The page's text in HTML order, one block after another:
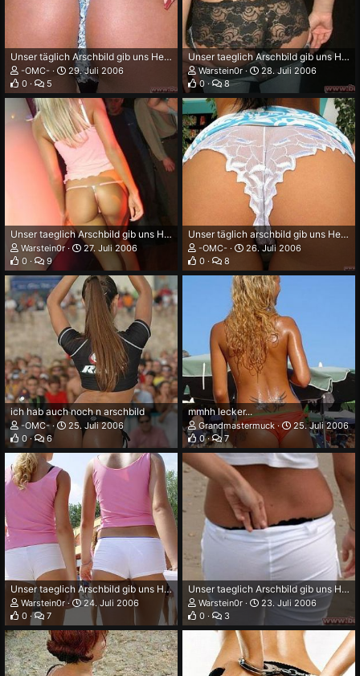
Unser täglich Arschbild gib uns Heute
-OMC-
29. Juli 2006
0
5
Unser taeglich Arschbild gib uns Heute
Warstein0r
28. Juli 2006
0
8
Unser taeglich Arschbild gib uns Heute
Warstein0r
27. Juli 2006
0
9
Unser täglich arschbild gib uns Heute
-OMC-
26. Juli 2006
0
8
ich hab auch noch n arschbild
-OMC-
25. Juli 2006
0
6
mmhh lecker...
Grandmastermuck
25. Juli 2006
0
7
Unser taeglich Arschbild gib uns Heute
Warstein0r
24. Juli 2006
0
7
Unser taeglich Arschbild gib uns Heute
Warstein0r
23. Juli 2006
0
3